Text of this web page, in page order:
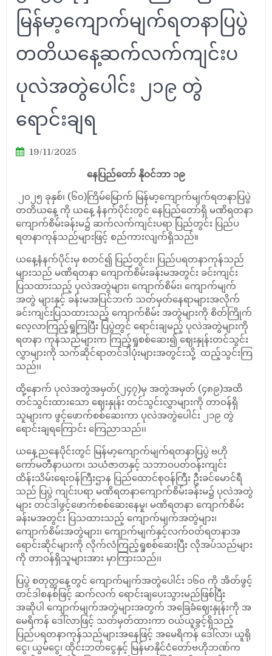
မြန်မာ့ကျောက်မျက်ရတနာပြပွဲ
တတိယနေ့ဆက်လက်ကျင်းပ
ပုလဲအတွဲပေါင်း ၂၁၉ တွဲ
ရောင်းချရ
19/11/2025
နေပြည်တော် နိုဝင်ဘာ ၁၉
၂၀၂၅ ခုနှစ်၊ (၆၀)ကြိမ်မြောက် မြန်မာ့ကျောက်မျက်ရတနာပြပွဲ
တတိယနေ့ ကို ယနေ့ နံနက်ပိုင်းတွင် နေပြည်တော်ရှိ မဏိရတနာ
ကျောက်စိမ်းခန်းမ၌ ဆက်လက်ကျင်းပရာ ပြည်တွင်း ပြည်ပ
ရတနာကုန်သည်များဖြင့် စည်ကားလျက်ရှိသည်။
ယနေ့နံနက်ပိုင်းမှ စတင်၍ ပြည်တွင်း၊ ပြည်ပရတနာကုန်သည်
များသည် မဏိရတနာ ကျောက်စိမ်းခန်းမအတွင်း ခင်းကျင်း
ပြသထားသည့် ပုလဲအတွဲများ၊ ကျောက်စိမ်း၊ ကျောက်မျက်
အတွဲ များနှင့် ခန်းမအပြင်ဘက် သတ်မှတ်နေရာများအလိုက်
ခင်းကျင်းပြသထားသည့် ကျောက်စိမ်း အတွဲများကို စိတ်ကြိုက်
လေ့လာကြည့်ရှုကြပြီး ပြပွဲတွင် ရောင်းချမည့် ပုလဲအတွဲများကို
ရတနာ ကုန်သည်များက ကြည့်ရှုစစ်ဆေး၍ ဈေးနှုန်းတင်သွင်း
လွှာများကို သက်ဆိုင်ရာတင်ဒါပုံးများအတွင်းသို့ ထည့်သွင်းကြ
သည်၊၊
ထို့နောက် ပုလဲအတွဲအမှတ်(၂၄၇)မှ အတွဲအမှတ် (၄၈၉)အထိ
တင်သွင်းထားသော ဈေးနှုန်း တင်သွင်းလွှာများကို တာဝန်ရှိ
သူများက ဖွင့်ဖောက်စစ်ဆေးကာ ပုလဲအတွဲပေါင်း ၂၁၉ တွဲ
ရောင်းချရကြောင်း ကြေညာသည်၊၊
ယနေ့ညနေပိုင်းတွင် မြန်မာ့ကျောက်မျက်ရတနာပြပွဲ ဗဟို
ကော်မတီနာယက၊ သယံဇာတနှင့် သဘာဝပတ်ဝန်းကျင်း
ထိန်းသိမ်းရေးဝန်ကြီးဌာန ပြည်ထောင်စုဝန်ကြီး ဦးခင်မောင်ရီ
သည် ပြပွဲ ကျင်းပရာ မဏိရတနာကျောက်စိမ်းခန်းမ၌ ပုလဲအတွဲ
များ တင်ဒါဖွင့်ဖောက်စစ်ဆေးနေမှု၊ မဏိရတနာ ကျောက်စိမ်း
ခန်းမအတွင်း ပြသထားသည့် ကျောက်မျက်အတွဲများ၊
ကျောက်စိမ်းအတွဲများ၊ ကျောက်မျက်နှင့်လက်ဝတ်ရတနာအ
ရောင်းဆိုင်များကို လိုက်လံကြည့်ရှုစစ်ဆေးပြီး လိုအပ်သည်များ
ကို တာဝန်ရှိသူများအား မှာကြားသည်၊၊
ပြပွဲ စတုတ္ထနေ့တွင် ကျောက်မျက်အတွဲပေါင်း ၁၆၀ ကို အိတ်ဖွင့်
တင်ဒါစနစ်ဖြင့် ဆက်လက် ရောင်းချပေးသွားမည်ဖြစ်ပြီး
အဆိုပါ ကျောက်မျက်အတွဲများအတွက် အခြေခံဈေးနှုန်းကို အ
မေရိကန် ဒေါ်လာဖြင့် သတ်မှတ်ထားကာ ဝယ်ယူခွင့်ရှိသည့်
ပြည်ပရတနာကုန်သည်များအနေဖြင့် အမေရိကန် ဒေါ်လာ၊ ယူရို
ငွေ၊ ယွမ်ငွေ၊ ထိုင်းဘတ်ငွေနှင့် မြန်မာနိုင်ငံတော်ဗဟိုဘဏ်က